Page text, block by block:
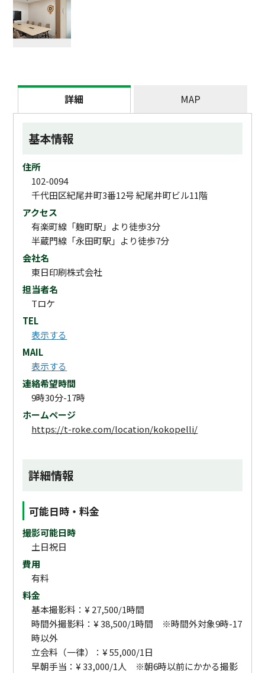
詳細 MAP
基本情報
住所
102-0094
千代田区紀尾井町3番12号 紀尾井町ビル11階
アクセス
有楽町線「麹町駅」より徒歩3分
半蔵門線「永田町駅」より徒歩7分
会社名
東日印刷株式会社
担当者名
Tロケ
TEL
表示する
MAIL
表示する
連絡希望時間
9時30分-17時
ホームページ
https://t-roke.com/location/kokopelli/
詳細情報
可能日時・料金
撮影可能日時
土日祝日
費用
有料
料金
基本撮影料：¥ 27,500/1時間
時間外撮影料：¥ 38,500/1時間 ※時間外対象9時-17
時以外
立会料（一律）：¥ 55,000/1日
早朝手当：¥ 33,000/1人 ※朝6時以前にかかる撮影